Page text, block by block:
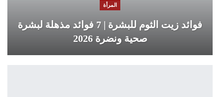
المرأة
فوائد زيت الثوم للبشرة | 7 فوائد مذهلة لبشرة
صحية ونضرة 2026